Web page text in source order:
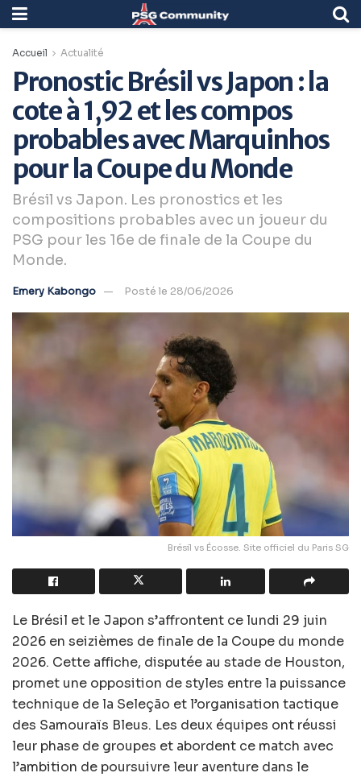
Accueil Actualité
Pronostic Brésil vs Japon : la
cote à 1,92 et les compos
probables avec Marquinhos
pour la Coupe du Monde
Brésil vs Japon. Les pronostics et les
compositions probables avec un joueur du
PSG pour les 16e de finale de la Coupe du
Monde.
Emery Kabongo Posté le 28/06/2026
Brésil vs Écosse. Site officiel du Paris SG
Le Brésil et le Japon s’affrontent ce lundi 29 juin
2026 en seizièmes de finale de la Coupe du monde
2026. Cette affiche, disputée au stade de Houston,
promet une opposition de styles entre la puissance
technique de la Seleção et l’organisation tactique
des Samouraïs Bleus. Les deux équipes ont réussi
leur phase de groupes et abordent ce match avec
l’ambition de poursuivre leur aventure dans le